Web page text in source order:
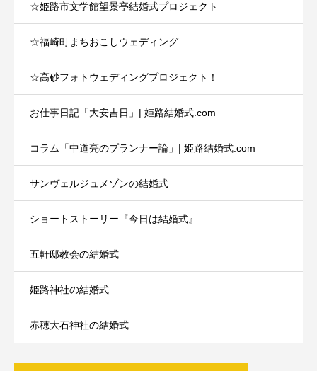
☆姫路市文学館望景亭結婚式プロジェクト
☆福崎町まちおこしウェディング
☆高砂フォトウェディングプロジェクト！
お仕事日記「大安吉日」| 姫路結婚式.com
コラム「中道亮のプランナー論」| 姫路結婚式.com
サンヴェルジュメゾンの結婚式
ショートストーリー『今日は結婚式』
五軒邸教会の結婚式
姫路神社の結婚式
赤穂大石神社の結婚式